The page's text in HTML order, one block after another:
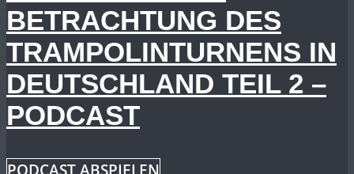
BETRACHTUNG DES
TRAMPOLINTURNENS IN
DEUTSCHLAND TEIL 2 –
PODCAST
PODCAST ABSPIELEN